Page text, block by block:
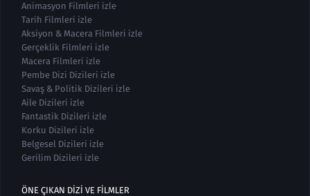
Animasyon Filmleri izle
Tarih Filmleri izle
Aksiyon & Macera Filmleri izle
Gerçeklik Filmleri izle
Macera Filmleri izle
Pembe Dizi Dizileri izle
Savaş & Politik Dizileri izle
Aile Dizileri izle
Fantastik Dizileri izle
Korku Dizileri izle
Belgesel Dizileri izle
Gerilim Dizileri izle
ÖNE ÇIKAN DIZI VE FILMLER